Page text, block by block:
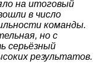
на итоговый
в число
команды.
но с
серьёзный
результатов.